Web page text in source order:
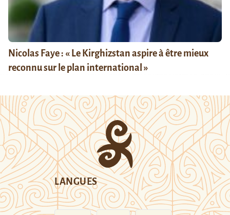
Nicolas Faye : « Le Kirghizstan aspire à être mieux
reconnu sur le plan international »
LANGUES